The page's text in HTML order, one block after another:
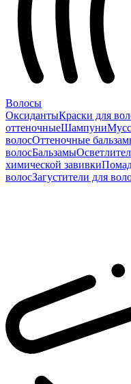
Волосы
ОксидантыКраски для
оттеночныеШампуни
волосОттеночные
волосБальзамы
химической завивки
волосЗагустители для